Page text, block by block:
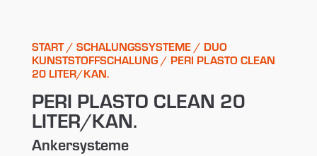
START/ SCHALUNGSSYSTEME/ DUO
KUNSTSTOFFSCHALUNG/ PERI PLASTO CLEAN
20 LITER/KAN.
PERI PLASTO CLEAN 20
LITER/KAN.
Ankersysteme